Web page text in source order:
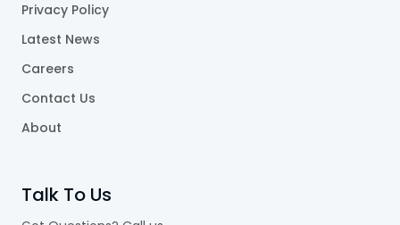
Privacy Policy
Latest News
Careers
Contact Us
About
Talk To Us